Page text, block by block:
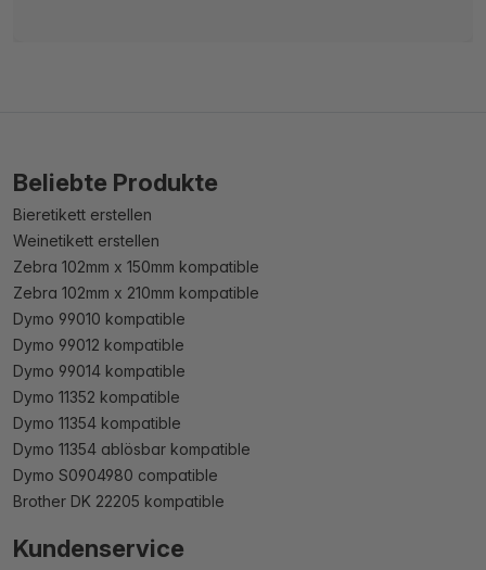
Beliebte Produkte
Bieretikett erstellen
Weinetikett erstellen
Zebra 102mm x 150mm kompatible
Zebra 102mm x 210mm kompatible
Dymo 99010 kompatible
Dymo 99012 kompatible
Dymo 99014 kompatible
Dymo 11352 kompatible
Dymo 11354 kompatible
Dymo 11354 ablösbar kompatible
Dymo S0904980 compatible
Brother DK 22205 kompatible
Kundenservice